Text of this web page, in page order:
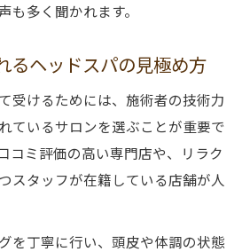
も多く聞かれます。
るヘッドスパの見極め方
受けるためには、施術者の技術力
ているサロンを選ぶことが重要で
コミ評価の高い専門店や、リラク
スタッフが在籍している店舗が人
を丁寧に行い、頭皮や体調の状態